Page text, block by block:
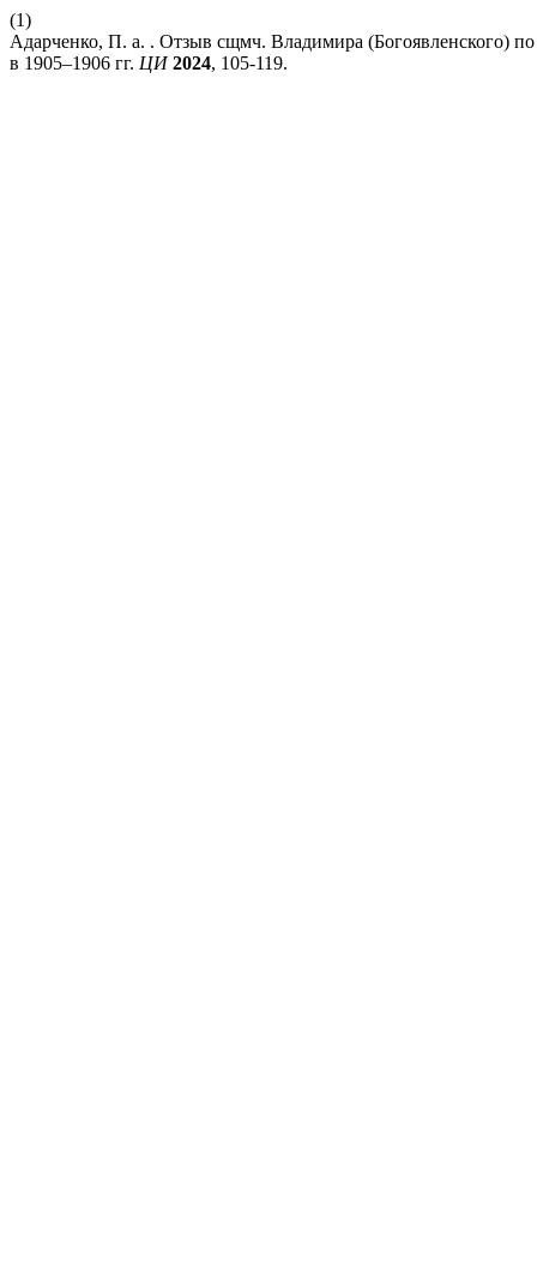
(1)
Адарченко, П. а. . Отзыв сщмч. Владимира (Богоявленского)
в 1905–1906 гг. ЦИ 2024, 105-119.